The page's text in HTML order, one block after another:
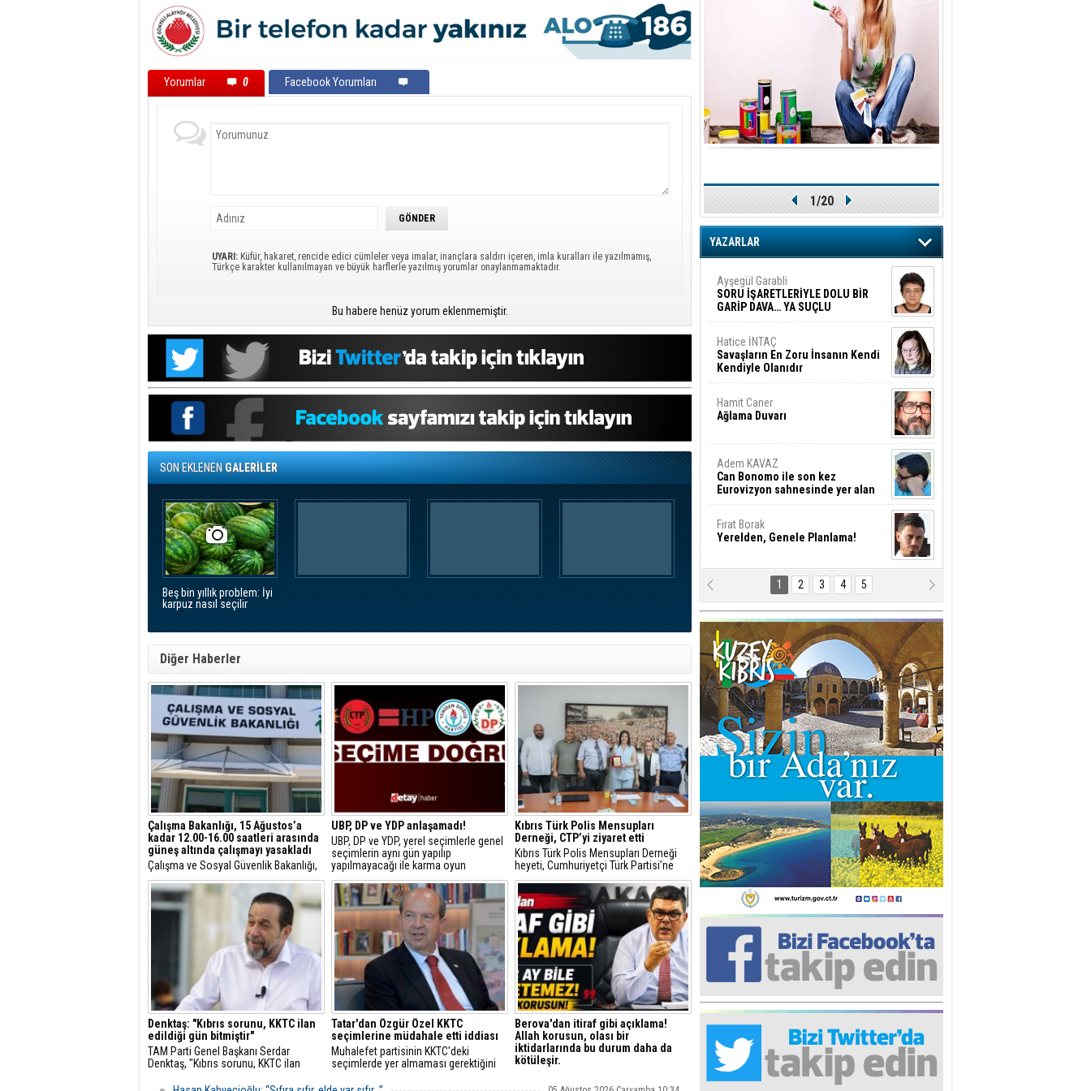
Yorumlar 0 Facebook Yorumları
UYARI: Küfür, hakaret, rencide edici cümleler veya imalar, inançlara saldırı içeren, imla kuralları ile yazılmamış,
Türkçe karakter kullanılmayan ve büyük harflerle yazılmış yorumlar onaylanmamaktadır.
Bu habere henüz yorum eklenmemiştir.
SON EKLENENGALERİLER
Beş bin yıllık problem: İyi
karpuz nasıl seçilir
Diğer Haberler
Çalışma Bakanlığı, 15 Ağustos’a
kadar 12.00-16.00 saatleri arasında
güneş altında çalışmayı yasakladı
Çalışma ve Sosyal Güvenlik Bakanlığı,
Meteoroloji Dairesi’nin yüksek hava
sıcaklığı tahminleri nedeniyle
bugünden itibaren 15 Ağustos’a kadar
12.00 ile 16.00 saatleri arasında açık
havada ve sürekli güneş altında
çalışma yapılmasını yasakladı.
UBP, DP ve YDP anlaşamadı!
UBP, DP ve YDP, yerel seçimlerle genel
seçimlerin aynı gün yapılıp
yapılmayacağı ile karma oyun
kaldırılmasına ilişkin henüz ortak bir
karar alınmadığını açıkladı.
Kıbrıs Türk Polis Mensupları
Derneği, CTP’yi ziyaret etti
Kıbrıs Türk Polis Mensupları Derneği
heyeti, Cumhuriyetçi Türk Partisi’ne
(CTP) teşekkür ve nezaket ziyaretinde
Denktaş: "Kıbrıs sorunu, KKTC ilan
edildiği gün bitmiştir"
TAM Parti Genel Başkanı Serdar
Denktaş, "Kıbrıs sorunu, KKTC ilan
Tatar'dan Özgür Özel KKTC
seçimlerine müdahale etti iddiası
Muhalefet partisinin KKTC'deki
seçimlerde yer almaması gerektiğini
muhalefet partisinin genel başkanı.
Berova'dan itiraf gibi açıklama!
Allah korusun, olası bir
iktidarlarında bu durum daha da
kötüleşir.
maliyesine ilişkin somut bir yol haritası
1/20
YAZARLAR
Ayşegül Garabli
SORU İŞARETLERİYLE DOLU BİR
GARİP DAVA… YA SUÇLU
DEĞİLSE???
Hatice İNTAÇ
Savaşların En Zoru İnsanın Kendi
Kendiyle Olanıdır
Hamit Caner
Ağlama Duvarı
Adem KAVAZ
Can Bonomo ile son kez
Eurovizyon sahnesinde yer alan
Türkiye 10 yıl aradan sonra
Fırat Borak
Yerelden, Genele Planlama!
Erkut YILMABAŞAR
Bayrak tartışmaları ve ihalesiz
işler!
Arif Alasya
2015 SONRASI VE AKINCI.
Fatma Baysal
SURLAR İÇİ’NDE KOLAYDIR ÖLMEK
Ediz TUNCEL
Göz göre göre…
Taner ULUTAŞ
İnşallah St. Lois ile Hakkaido
Adası gibi olmayız !...
Ali KİŞMİR
FIRSAT VE KORKU
Turgut ÇALICI
İki Lakırdı da benden!
Yrd. Doç. Ercan HOŞKARA
Yatırım Yapmazsan Var Olamazsın:
Hedefteki Kurum Kıb-Tek
Rana Sarro
Başıma gelen skandal olayı
1 2 3 4 5